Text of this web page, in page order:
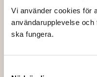
Vi använder cookies för
användarupplevelse
ska fungera.
montage